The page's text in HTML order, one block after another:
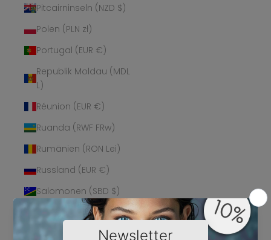
Pitcairninseln (NZD $)
Polen (PLN zł)
Portugal (EUR €)
Republik Moldau (MDL
L)
Réunion (EUR €)
Ruanda (RWF FRw)
Rumänien (RON Lei)
Russland (EUR €)
Salomonen (SBD $)
Sambia (EUR €)
Samoa (WST T)